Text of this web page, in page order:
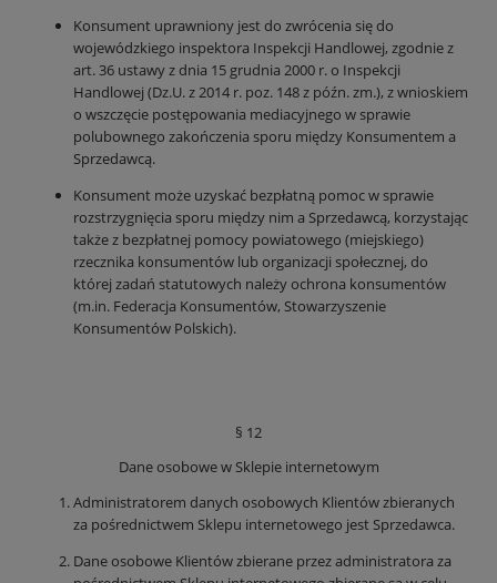
Konsument uprawniony jest do zwrócenia się do
wojewódzkiego inspektora Inspekcji Handlowej, zgodnie z
art. 36 ustawy z dnia 15 grudnia 2000 r. o Inspekcji
Handlowej (Dz.U. z 2014 r. poz. 148 z późn. zm.), z wnioskiem
o wszczęcie postępowania mediacyjnego w sprawie
polubownego zakończenia sporu między Konsumentem a
Sprzedawcą.
Konsument może uzyskać bezpłatną pomoc w sprawie
rozstrzygnięcia sporu między nim a Sprzedawcą, korzystając
także z bezpłatnej pomocy powiatowego (miejskiego)
rzecznika konsumentów lub organizacji społecznej, do
której zadań statutowych należy ochrona konsumentów
(m.in. Federacja Konsumentów, Stowarzyszenie
Konsumentów Polskich).
§ 12
Dane osobowe w Sklepie internetowym
Administratorem danych osobowych Klientów zbieranych
za pośrednictwem Sklepu internetowego jest Sprzedawca.
Dane osobowe Klientów zbierane przez administratora za